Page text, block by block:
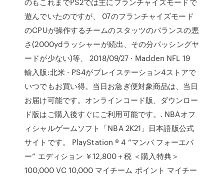
遊んでいたのですが、 07のフランチャイズモード
のCPUが操作するチームのスタッツのバランスの悪
さ(2000ydラッシャーが続出、その分パッシングヤ
ードが少ない)等、 2018/09/27 · Madden NFL 19
輸入版:北米 - PS4がプレイステーション4ストアで
いつでもお買い得。当日お急ぎ便対象商品は、当日
お届け可能です。オンラインコード版、ダウンロー
ド版はご購入後すぐにご利用可能です。. NBAオフ
ィシャルゲームソフト「NBA 2K21」日本語版公式
サイトです。 PlayStation ® 4 “マンバ フォーエバ
ー” エディション ￥12,800＋税 ＜購入特典＞
100,000 VC 10,000 マイチーム ポイント マイチー